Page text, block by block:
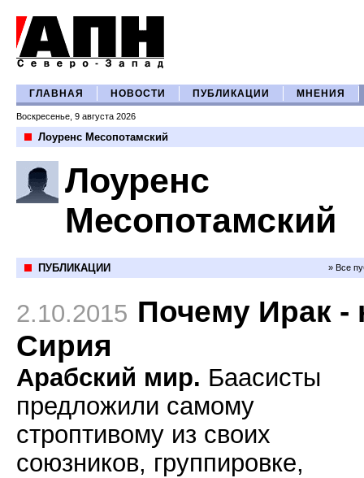
ГЛАВНАЯ НОВОСТИ ПУБЛИКАЦИИ МНЕНИЯ
Воскресенье, 9 августа 2026
Лоуренс Месопотамский
Лоуренс
Месопотамский
ПУБЛИКАЦИИ » Все
2.10.2015 Почему Ирак -
Сирия
Арабский мир. Баасисты
предложили самому
строптивому из своих
союзников, группировке,